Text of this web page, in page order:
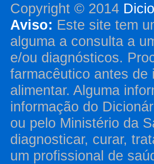
Copyright © 2014
Aviso: Este site tem
alguma a consulta a
e/ou diagnósticos.
farmacêutico antes
alimentar. Alguma
informação do
ou pelo Ministério da
diagnosticar, curar,
um profissional de